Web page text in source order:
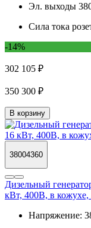
Эл. выходы
Сила тока
-14%
302 105 ₽
350 300 ₽
В корзину
38004360
Дизельный
кВт, 400В, в
Напряжение: